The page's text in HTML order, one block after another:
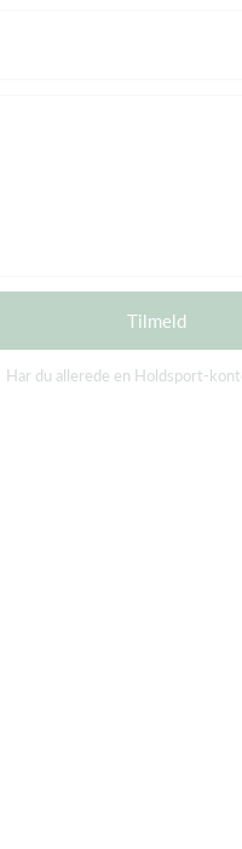
Tilmeld
Har du allerede en Holdsport-